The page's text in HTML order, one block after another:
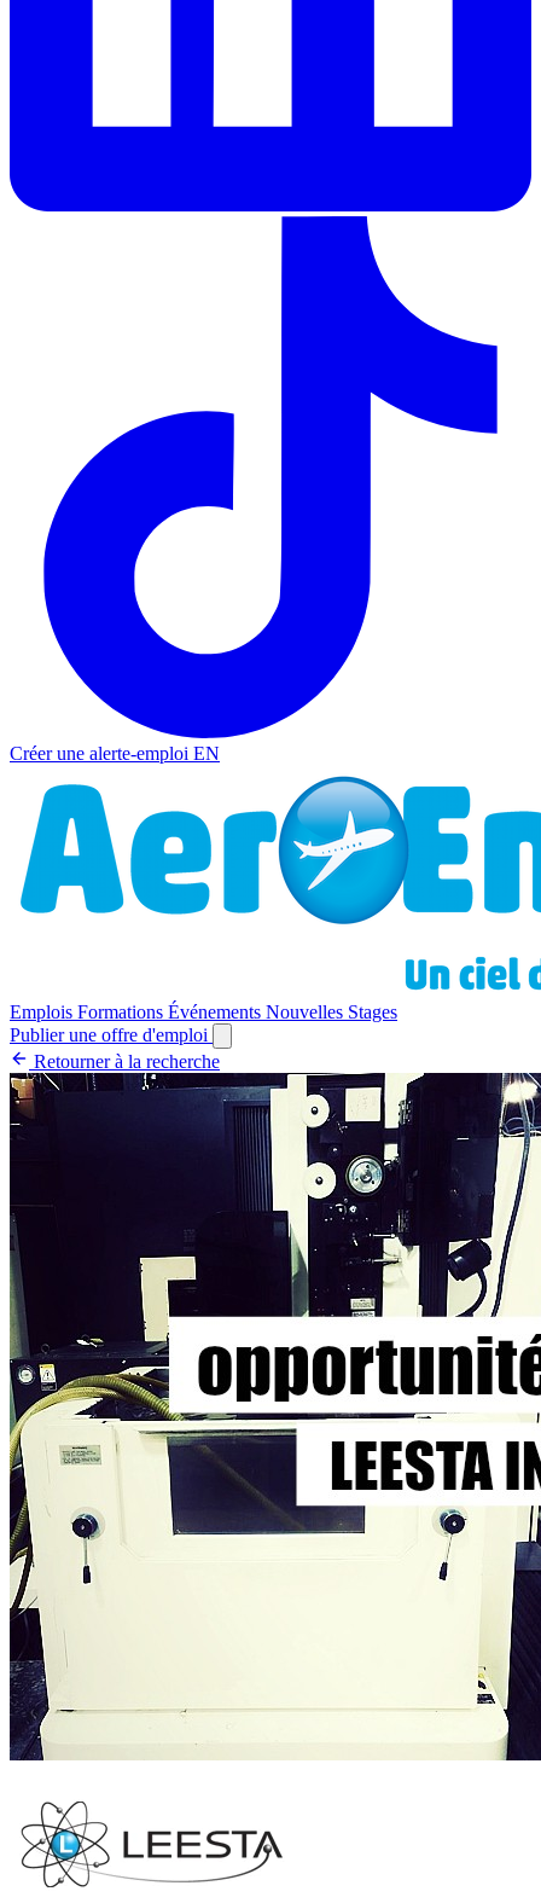
Créer une alerte-emploi EN
Emplois Formations Événements Nouvelles Stages
Publier une offre d'emploi
Retourner à la recherche